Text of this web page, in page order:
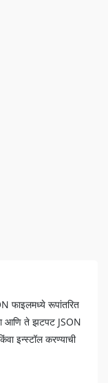
फाइलमध्ये रूपांतरित
आणि ते झटपट JSON
इन्स्टॉल करण्याची